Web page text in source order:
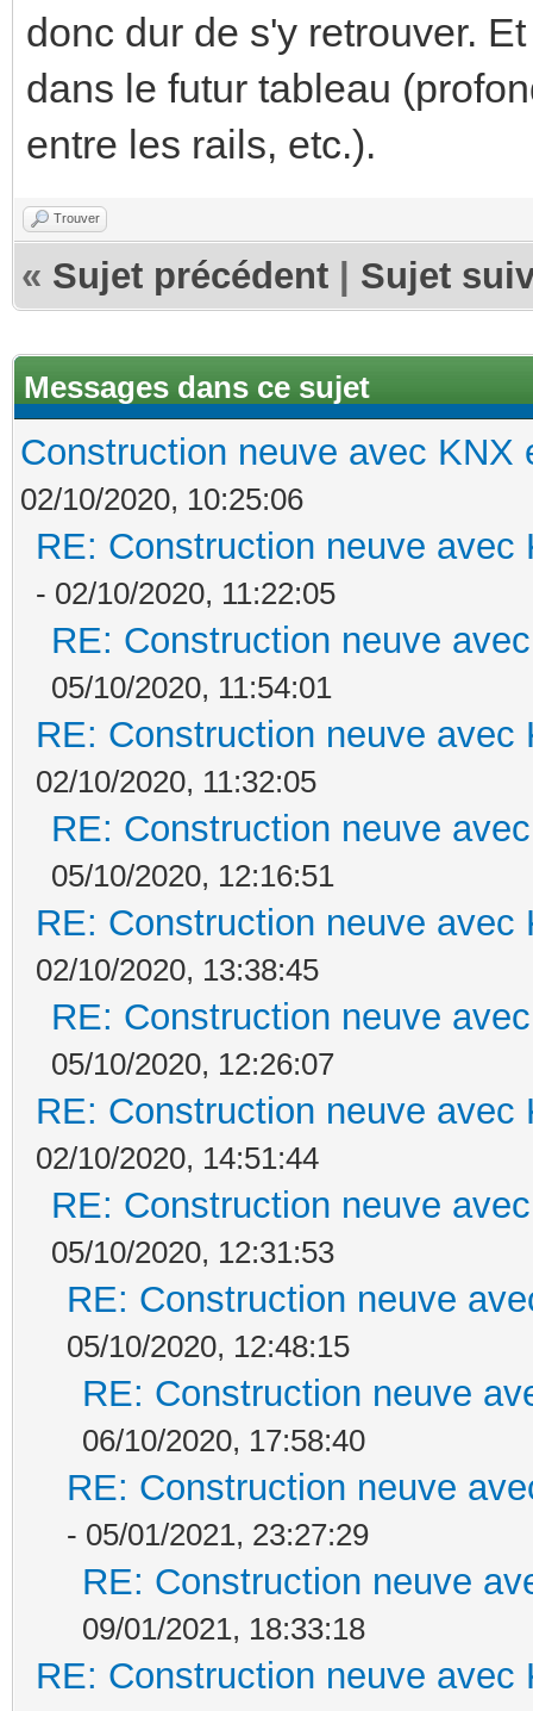
donc dur de s'y retrouver.
dans le futur tableau
entre les rails, etc.).
Trouver
« Sujet précédent Sujet
Messages dans ce sujet
Construction neuve avec KNX
02/10/2020, 10:25:06
RE: Construction neuve avec
- 02/10/2020, 11:22:05
RE: Construction neuve
05/10/2020, 11:54:01
RE: Construction neuve avec
02/10/2020, 11:32:05
RE: Construction neuve
05/10/2020, 12:16:51
RE: Construction neuve avec
02/10/2020, 13:38:45
RE: Construction neuve
05/10/2020, 12:26:07
RE: Construction neuve avec
02/10/2020, 14:51:44
RE: Construction neuve
05/10/2020, 12:31:53
RE: Construction neuve
05/10/2020, 12:48:15
RE: Construction neuve
06/10/2020, 17:58:40
RE: Construction neuve
- 05/01/2021, 23:27:29
RE: Construction neuve
09/01/2021, 18:33:18
RE: Construction neuve avec